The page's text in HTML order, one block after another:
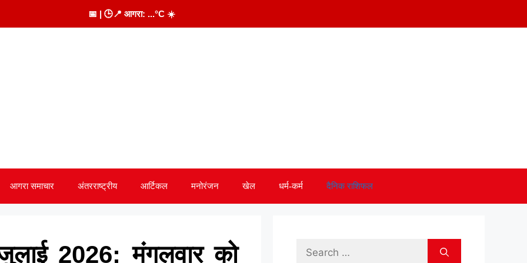
📅 | 🕒📍 आगरा: ...°C ☀️
आगरा समाचार अंतरराष्ट्रीय आर्टिकल मनोरंजन खेल धर्म-कर्म दैनिक राशिफल
2026: मंगलवार को
Search